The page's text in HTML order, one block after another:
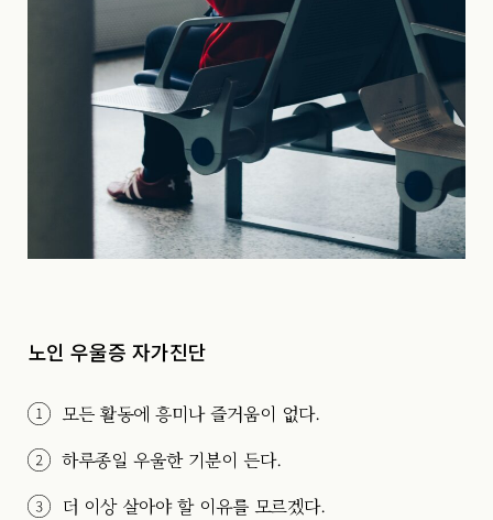
노인 우울증 자가진단
모든 활동에 흥미나 즐거움이 없다.
하루종일 우울한 기분이 든다.
더 이상 살아야 할 이유를 모르겠다.